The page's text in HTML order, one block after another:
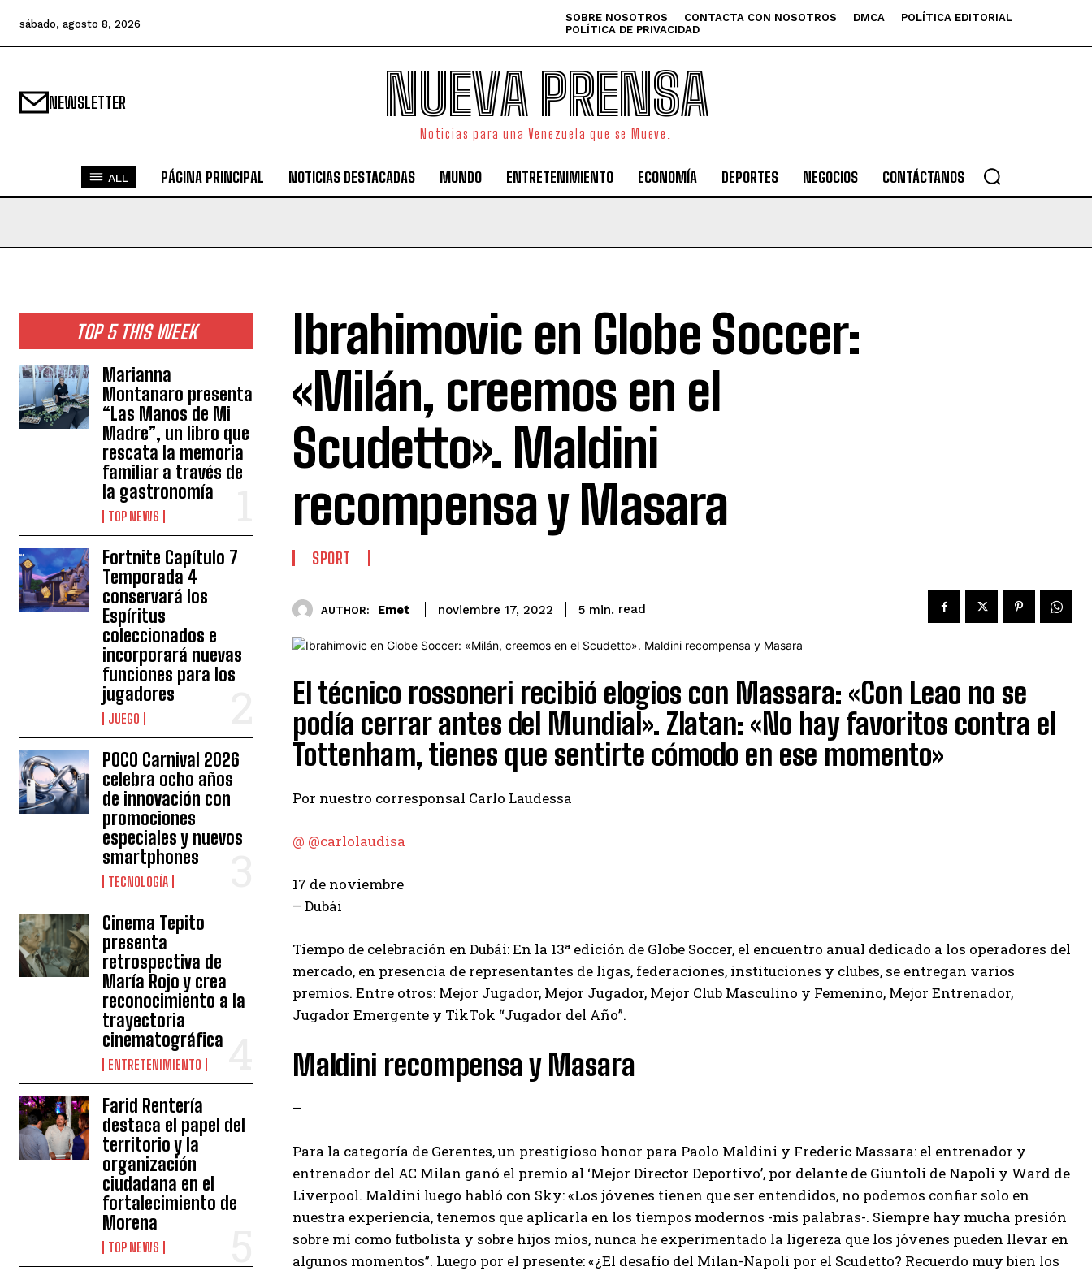
sábado, agosto 8, 2026 SOBRE NOSOTROS CONTACTA CON NOSOTROS DMCA
POLÍTICA EDITORIAL
POLÍTICA DE PRIVACIDAD
NEWSLETTER NUEVA PRENSA
Noticias para una Venezuela que se Mueve.
ALL PÁGINA PRINCIPAL NOTICIAS DESTACADAS MUNDO ENTRETENIMIENTO ECONOMÍA DEPORTES NEGOCIOS CONTÁCTANOS
TOP 5 THIS WEEK
Marianna
Montanaro presenta
“Las Manos de Mi
Madre”, un libro que
rescata la memoria
familiar a través de
la gastronomía
TOP NEWS
Fortnite Capítulo 7
Temporada 4
conservará los
Espíritus
coleccionados e
incorporará nuevas
funciones para los
jugadores
JUEGO
POCO Carnival 2026
celebra ocho años
de innovación con
promociones
especiales y nuevos
smartphones
TECNOLOGÍA
Cinema Tepito
presenta
retrospectiva de
María Rojo y crea
reconocimiento a la
trayectoria
cinematográfica
ENTRETENIMIENTO
Farid Rentería
destaca el papel del
territorio y la
organización
ciudadana en el
fortalecimiento de
Morena
TOP NEWS
Ibrahimovic en Globe Soccer:
«Milán, creemos en el
Scudetto». Maldini
recompensa y Masara
SPORT
AUTHOR: Emet noviembre 17, 2022 5 min. read
El técnico rossoneri recibió elogios con Massara: «Con Leao no se
podía cerrar antes del Mundial». Zlatan: «No hay favoritos contra el
Tottenham, tienes que sentirte cómodo en ese momento»
Por nuestro corresponsal Carlo Laudessa
@ @carlolaudisa
17 de noviembre
– Dubái
Tiempo de celebración en Dubái: En la 13ª edición de Globe Soccer, el encuentro anual dedicado a los operadores del
mercado, en presencia de representantes de ligas, federaciones, instituciones y clubes, se entregan varios
premios. Entre otros: Mejor Jugador, Mejor Jugador, Mejor Club Masculino y Femenino, Mejor Entrenador,
Jugador Emergente y TikTok “Jugador del Año”.
Maldini recompensa y Masara
–
Para la categoría de Gerentes, un prestigioso honor para Paolo Maldini y Frederic Massara: el entrenador y
entrenador del AC Milan ganó el premio al ‘Mejor Director Deportivo’, por delante de Giuntoli de Napoli y Ward de
Liverpool. Maldini luego habló con Sky: «Los jóvenes tienen que ser entendidos, no podemos confiar solo en
nuestra experiencia, tenemos que aplicarla en los tiempos modernos -mis palabras-. Siempre hay mucha presión
sobre mí como futbolista y sobre hijos míos, nunca he experimentado la ligereza que los jóvenes pueden llevar en
algunos momentos”. Luego por el presente: «¿El desafío del Milan-Napoli por el Scudetto? Recuerdo muy bien los